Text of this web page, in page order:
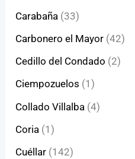
Carabaña (33)
Carbonero el Mayor (42)
Cedillo del Condado (2)
Ciempozuelos (1)
Collado Villalba (4)
Coria (1)
Cuéllar (142)